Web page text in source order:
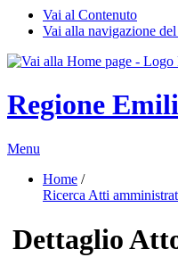
Vai al Contenuto
Vai alla navigazione
Regione
Menu
Home /
Ricerca Atti
Dettaglio